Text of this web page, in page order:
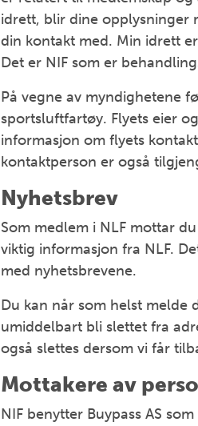
idrett, blir dine opplysninger
din kontakt med. Min idrett
Det er NIF som er
På vegne av myndighetene
sportsluftfartøy. Flyets eier
informasjon om flyets
kontaktperson er også
Nyhetsbrev
Som medlem i NLF mottar
viktig informasjon fra NLF.
med nyhetsbrevene.
Du kan når som helst melde
umiddelbart bli slettet fra
også slettes dersom vi får
Mottakere av
NIF benytter Buypass AS